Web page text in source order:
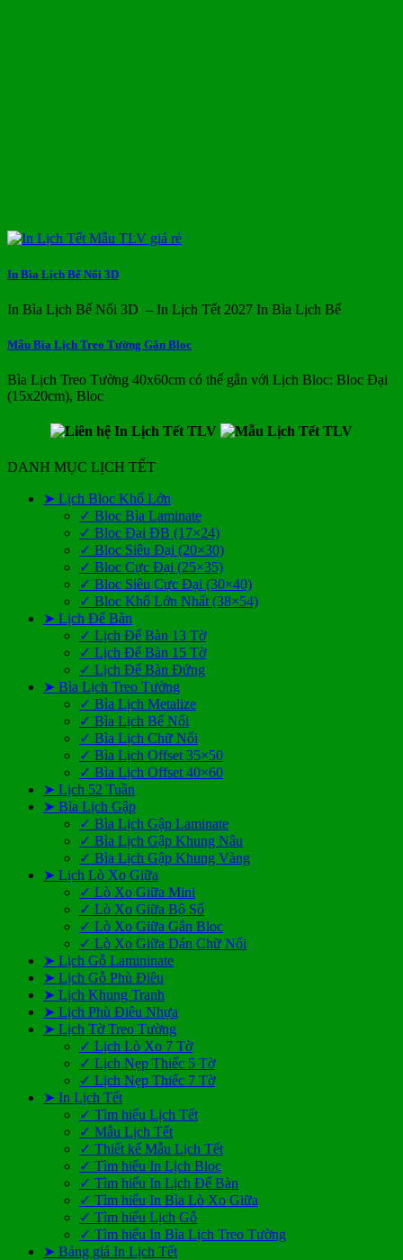
In Bìa Lịch Bế Nổi 3D
In Bìa Lịch Bế Nổi 3D – In Lịch Tết 2027 In Bìa Lịch Bế
Mẫu Bìa Lịch Treo Tường Gắn Bloc
Bìa Lịch Treo Tường 40x60cm có thể gắn với Lịch Bloc: Bloc Đại
(15x20cm), Bloc
DANH MỤC LỊCH TẾT
➤ Lịch Bloc Khổ Lớn
✓ Bloc Bìa Laminate
✓ Bloc Đại ĐB (17×24)
✓ Bloc Siêu Đại (20×30)
✓ Bloc Cực Đại (25×35)
✓ Bloc Siêu Cực Đại (30×40)
✓ Bloc Khổ Lớn Nhất (38×54)
➤ Lịch Để Bàn
✓ Lịch Để Bàn 13 Tờ
✓ Lịch Để Bàn 15 Tờ
✓ Lịch Để Bàn Đứng
➤ Bìa Lịch Treo Tường
✓ Bìa Lịch Metalize
✓ Bìa Lịch Bế Nổi
✓ Bìa Lịch Chữ Nổi
✓ Bìa Lịch Offset 35×50
✓ Bìa Lịch Offset 40×60
➤ Lịch 52 Tuần
➤ Bìa Lịch Gập
✓ Bìa Lịch Gập Laminate
✓ Bìa Lịch Gập Khung Nâu
✓ Bìa Lịch Gập Khung Vàng
➤ Lịch Lò Xo Giữa
✓ Lò Xo Giữa Mini
✓ Lò Xo Giữa Bộ Số
✓ Lò Xo Giữa Gắn Bloc
✓ Lò Xo Giữa Dán Chữ Nổi
➤ Lịch Gỗ Lamininate
➤ Lịch Gỗ Phù Điêu
➤ Lịch Khung Tranh
➤ Lịch Phù Điêu Nhựa
➤ Lịch Tờ Treo Tường
✓ Lịch Lò Xo 7 Tờ
✓ Lịch Nẹp Thiếc 5 Tờ
✓ Lịch Nẹp Thiếc 7 Tờ
➤ In Lịch Tết
✓ Tìm hiểu Lịch Tết
✓ Mẫu Lịch Tết
✓ Thiết kế Mẫu Lịch Tết
✓ Tìm hiểu In Lịch Bloc
✓ Tìm hiểu In Lịch Để Bàn
✓ Tìm hiểu In Bìa Lò Xo Giữa
✓ Tìm hiểu Lịch Gỗ
✓ Tìm hiểu In Bìa Lịch Treo Tường
➤ Bảng giá In Lịch Tết